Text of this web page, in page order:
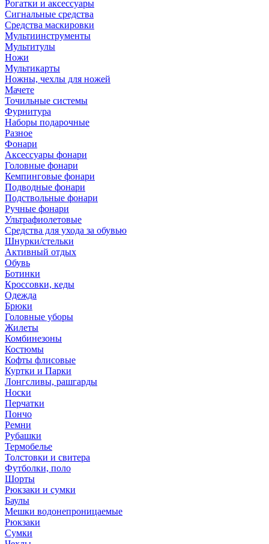
Рогатки и аксессуары
Сигнальные средства
Средства маскировки
Мультиинструменты
Мультитулы
Ножи
Мультикарты
Ножны, чехлы для ножей
Мачете
Точильные системы
Фурнитура
Наборы подарочные
Разное
Фонари
Аксессуары фонари
Головные фонари
Кемпинговые фонари
Подводные фонари
Подствольные фонари
Ручные фонари
Ультрафиолетовые
Средства для ухода за обувью
Шнурки/стельки
Активный отдых
Обувь
Ботинки
Кроссовки, кеды
Одежда
Брюки
Головные уборы
Жилеты
Комбинезоны
Костюмы
Кофты флисовые
Куртки и Парки
Лонгсливы, рашгарды
Носки
Перчатки
Пончо
Ремни
Рубашки
Термобелье
Толстовки и свитера
Футболки, поло
Шорты
Рюкзаки и сумки
Баулы
Мешки водонепроницаемые
Рюкзаки
Сумки